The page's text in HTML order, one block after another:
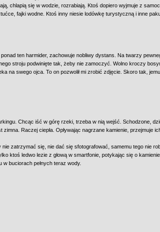
chlapią się w wodzie, rozrabiają. Ktoś dopiero wyjmuje z
fajki wodne. Ktoś inny niesie lodówkę turystyczną i inne
ten harmider, zachowuje nobliwy dystans. Na twarzy
stroju podwinięte tak, żeby nie zamoczyć. Wolno kroczy
na swego ojca. To on pozwolił mi zrobić zdjęcie. Skoro tak, jemu
Chcąc iść w górę rzeki, trzeba w nią wejść. Schodzone,
zimna. Raczej ciepła. Opływając nagrzane kamienie, przejmuje
nie zatrzymać się, nie dać się sfotografować, samemu tego nie
ktoś ledwo lezie z głową w smartfonie, potykając się o
w buciorach pełnych teraz wody.